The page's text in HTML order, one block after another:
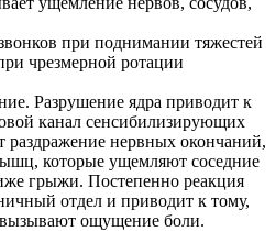
при поднимании тяжестей
чрезмерной ротации
Разрушение ядра приводит к
канал сенсибилизирующих
раздражение нервных окончаний,
которые ущемляют соседние
грыжи. Постепенно реакция
отдел и приводит к тому,
ощущение боли.